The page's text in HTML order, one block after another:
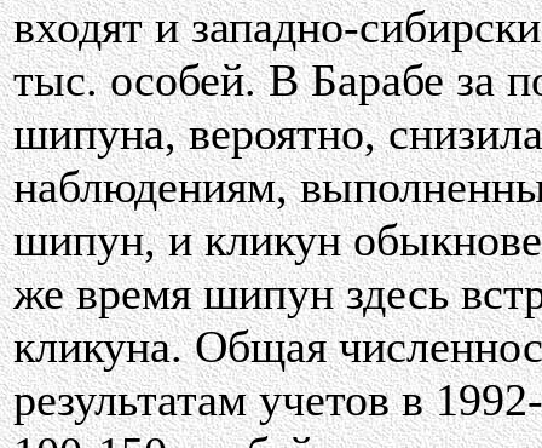
входят и западно-
тыс. особей. В Барабе за
шипуна, вероятно,
наблюдениям,
шипун, и кликун
же время шипун здесь
кликуна. Общая
результатам учетов в